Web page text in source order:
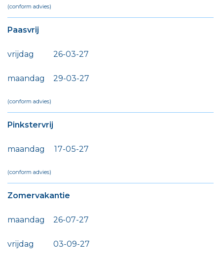
(conform advies)
Paasvrij
vrijdag 26-03-27
maandag 29-03-27
(conform advies)
Pinkstervrij
maandag 17-05-27
(conform advies)
Zomervakantie
maandag 26-07-27
vrijdag 03-09-27